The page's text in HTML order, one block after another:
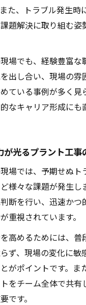
た、トラブル発生時
題解決に取り組む姿
場でも、経験豊富な
出し合い、現場の雰
ている事例が多く見
なキャリア形成にも
が光るプラント工事
場では、予期せぬト
様々な課題が発生し
断を行い、迅速かつ
重視されています。
高めるためには、普
ず、現場の変化に敏
がポイントです。ま
をチーム全体で共有
です。